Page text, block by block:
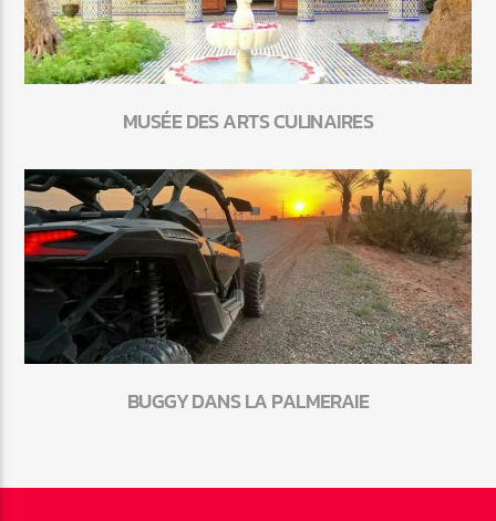
MUSÉE DES ARTS CULINAIRES
BUGGY DANS LA PALMERAIE